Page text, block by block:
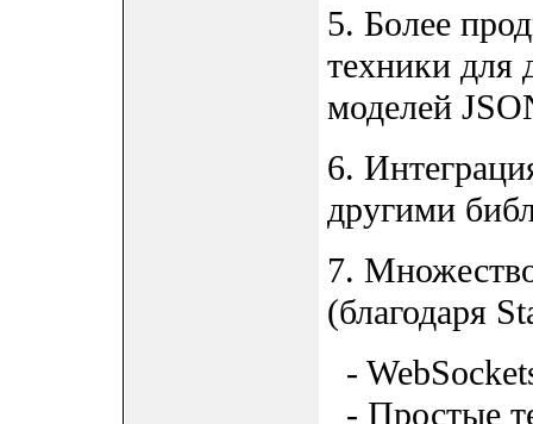
5. Более
техники для
моделей
6.
другими
7.
(благодаря
-
- Простые